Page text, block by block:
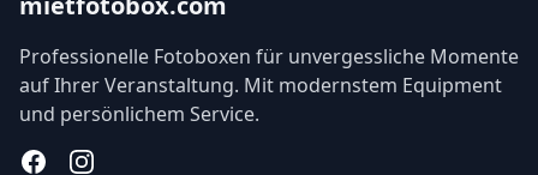
Professionelle Fotoboxen für unvergessliche Momente
auf Ihrer Veranstaltung. Mit modernstem Equipment
und persönlichem Service.
FacebookInstagram